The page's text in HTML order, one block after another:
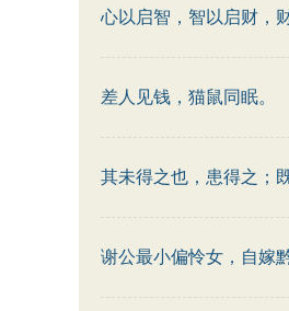
心以启智，智以启财，
差人见钱，猫鼠同眠。
其未得之也，患得之；
谢公最小偏怜女，自嫁